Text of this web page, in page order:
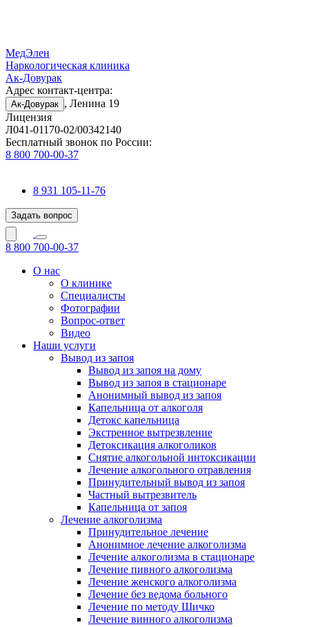
МедЭлен
Наркологическая клиника
Ак-Довурак
Адрес контакт-центра:
Ак-Довурак , Ленина 19
Лицензия
Л041-01170-02/00342140
Бесплатный звонок по России:
8 800 700-00-37
8 931 105-11-76
Задать вопрос
8 800 700-00-37
О нас
О клинике
Специалисты
Фотографии
Вопрос-ответ
Видео
Наши услуги
Вывод из запоя
Вывод из запоя на дому
Вывод из запоя в стационаре
Анонимный вывод из запоя
Капельница от алкоголя
Детокс капельница
Экстренное вытрезвление
Детоксикация алкоголиков
Снятие алкогольной интоксикации
Лечение алкогольного отравления
Принудительный вывод из запоя
Частный вытрезвитель
Капельница от запоя
Лечение алкоголизма
Принудительное лечение
Анонимное лечение алкоголизма
Лечение алкоголизма в стационаре
Лечение пивного алкоголизма
Лечение женского алкоголизма
Лечение без ведома больного
Лечение по методу Шичко
Лечение винного алкоголизма